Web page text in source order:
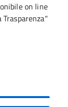
on line